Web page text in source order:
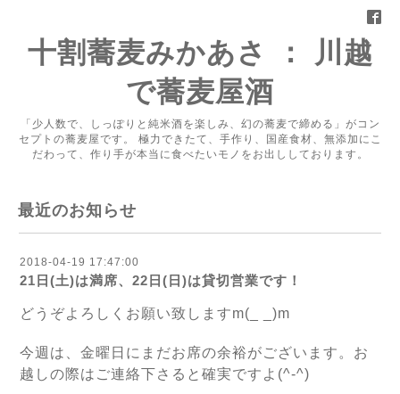
十割蕎麦みかあさ ： 川越
で蕎麦屋酒
「少人数で、しっぽりと純米酒を楽しみ、幻の蕎麦で締める」がコン
セプトの蕎麦屋です。 極力できたて、手作り、国産食材、無添加にこ
だわって、作り手が本当に食べたいモノをお出ししております。
最近のお知らせ
2018-04-19 17:47:00
21日(土)は満席、22日(日)は貸切営業です！
どうぞよろしくお願い致しますm(_ _)m
今週は、金曜日にまだお席の余裕がございます。お
越しの際はご連絡下さると確実ですよ(^-^)